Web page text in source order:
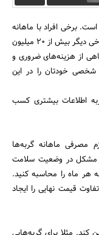
برخی افراد با ماهانه
4 میلیون تومان یک گربه را نگهداری می‌کنند، اما برخی دیگر بیش از 20 میلیون
از هزینه‌های ضروری و
شخصی خودتان را در این
اطلاعات بیشتری کسب
مصرفی ماهانه گربه‌ها
مشکل در وضعیت سلامت
هر ماه را محاسبه کنید.
قیمت نهایی را ایجاد